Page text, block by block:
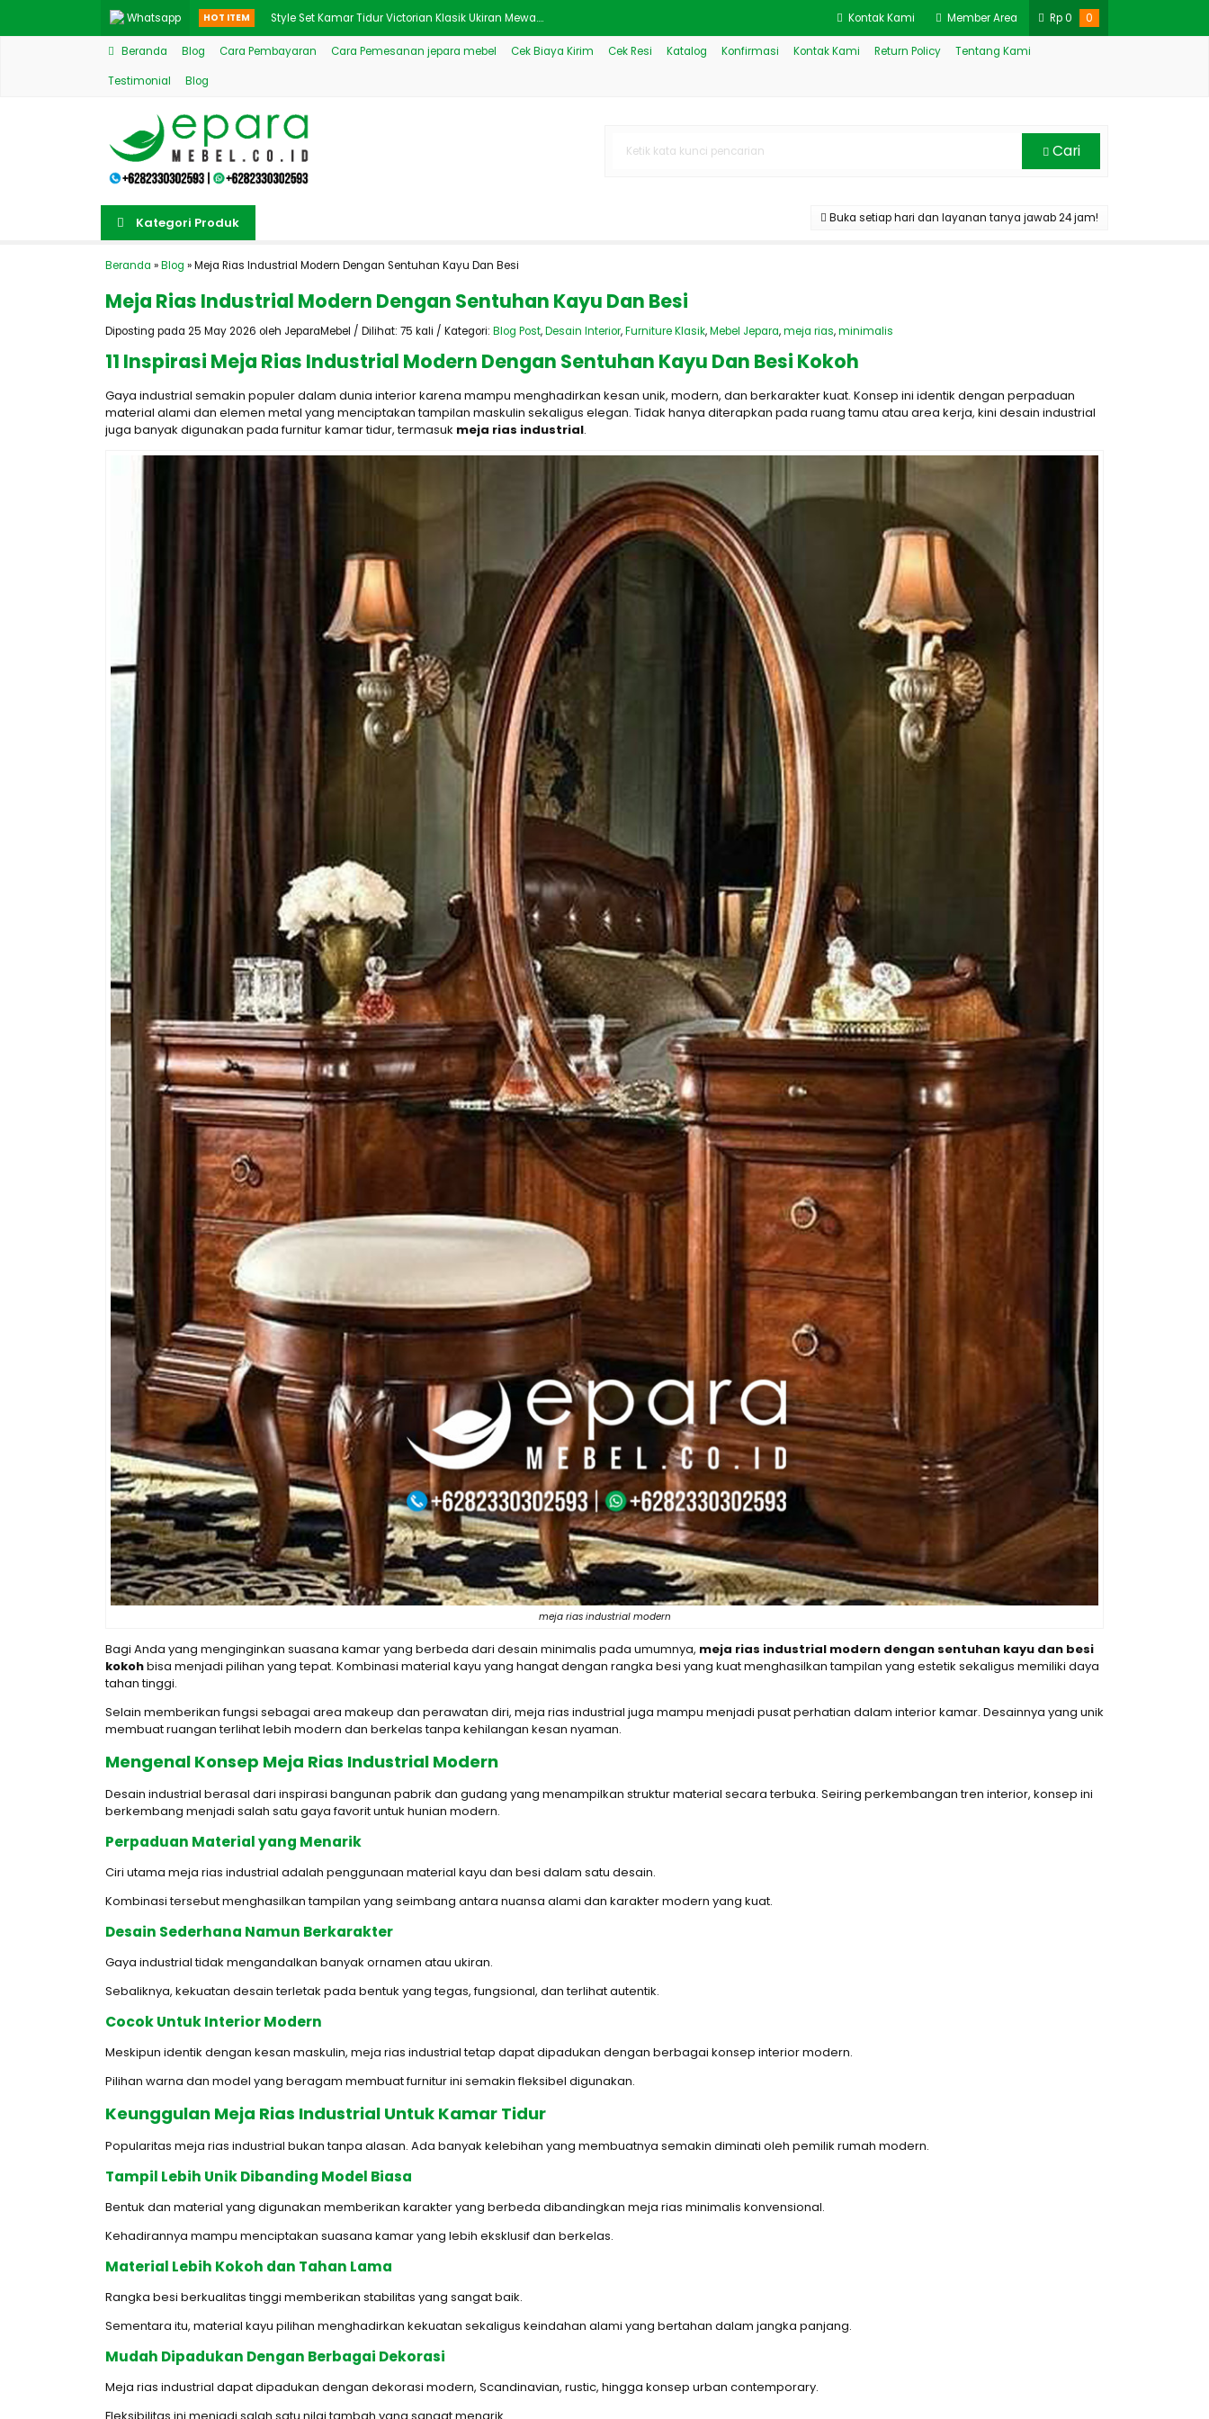
Whatsapp HOT ITEM Style Set Kamar Tidur Victorian Klasik Ukiran Mewa....
Model Meja Makan Gold Mewah Ukiran Klasik JM-2253....
Jual Bufet TV Mewah Style Minimalis Duco Putih JM-....
New Kamar Set Klasik Minimalis Kayu Jati Jepara JM....
Rak Kaca Hias Mewah Jepara Klasik Duco JM-3125....
Kontak Kami Member Area Rp0 0
Beranda Blog Cara Pembayaran Cara Pemesanan jepara mebel Cek Biaya Kirim Cek Resi Katalog Konfirmasi Kontak Kami Return Policy Tentang Kami
Testimonial Blog
Cari
Kategori Produk Buka setiap hari dan layanan tanya jawab 24 jam!
Beranda »Blog »Meja Rias Industrial Modern Dengan Sentuhan Kayu Dan Besi
Meja Rias Industrial Modern Dengan Sentuhan Kayu Dan Besi
Diposting pada 25 May 2026 oleh JeparaMebel / Dilihat: 75 kali / Kategori: Blog Post,Desain Interior,Furniture Klasik,Mebel Jepara,meja rias,minimalis
11 Inspirasi Meja Rias Industrial Modern Dengan Sentuhan Kayu Dan Besi Kokoh
Gaya industrial semakin populer dalam dunia interior karena mampu menghadirkan kesan unik, modern, dan berkarakter kuat. Konsep ini identik dengan perpaduan
material alami dan elemen metal yang menciptakan tampilan maskulin sekaligus elegan. Tidak hanya diterapkan pada ruang tamu atau area kerja, kini desain industrial
juga banyak digunakan pada furnitur kamar tidur, termasuk meja rias industrial.
meja rias industrial modern
Bagi Anda yang menginginkan suasana kamar yang berbeda dari desain minimalis pada umumnya, meja rias industrial modern dengan sentuhan kayu dan besi
kokohbisa menjadi pilihan yang tepat. Kombinasi material kayu yang hangat dengan rangka besi yang kuat menghasilkan tampilan yang estetik sekaligus memiliki daya
tahan tinggi.
Selain memberikan fungsi sebagai area makeup dan perawatan diri, meja rias industrial juga mampu menjadi pusat perhatian dalam interior kamar. Desainnya yang unik
membuat ruangan terlihat lebih modern dan berkelas tanpa kehilangan kesan nyaman.
Mengenal Konsep Meja Rias Industrial Modern
Desain industrial berasal dari inspirasi bangunan pabrik dan gudang yang menampilkan struktur material secara terbuka. Seiring perkembangan tren interior, konsep ini
berkembang menjadi salah satu gaya favorit untuk hunian modern.
Perpaduan Material yang Menarik
Ciri utama meja rias industrial adalah penggunaan material kayu dan besi dalam satu desain.
Kombinasi tersebut menghasilkan tampilan yang seimbang antara nuansa alami dan karakter modern yang kuat.
Desain Sederhana Namun Berkarakter
Gaya industrial tidak mengandalkan banyak ornamen atau ukiran.
Sebaliknya, kekuatan desain terletak pada bentuk yang tegas, fungsional, dan terlihat autentik.
Cocok Untuk Interior Modern
Meskipun identik dengan kesan maskulin, meja rias industrial tetap dapat dipadukan dengan berbagai konsep interior modern.
Pilihan warna dan model yang beragam membuat furnitur ini semakin fleksibel digunakan.
Keunggulan Meja Rias Industrial Untuk Kamar Tidur
Popularitas meja rias industrial bukan tanpa alasan. Ada banyak kelebihan yang membuatnya semakin diminati oleh pemilik rumah modern.
Tampil Lebih Unik Dibanding Model Biasa
Bentuk dan material yang digunakan memberikan karakter yang berbeda dibandingkan meja rias minimalis konvensional.
Kehadirannya mampu menciptakan suasana kamar yang lebih eksklusif dan berkelas.
Material Lebih Kokoh dan Tahan Lama
Rangka besi berkualitas tinggi memberikan stabilitas yang sangat baik.
Sementara itu, material kayu pilihan menghadirkan kekuatan sekaligus keindahan alami yang bertahan dalam jangka panjang.
Mudah Dipadukan Dengan Berbagai Dekorasi
Meja rias industrial dapat dipadukan dengan dekorasi modern, Scandinavian, rustic, hingga konsep urban contemporary.